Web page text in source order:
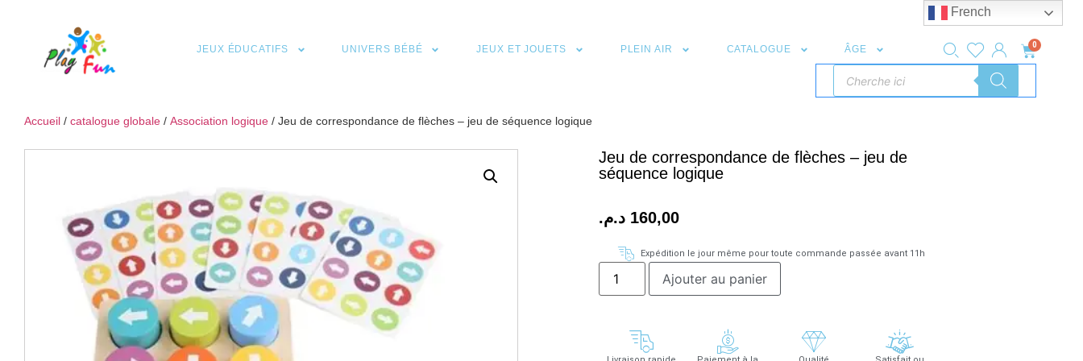
JEUX ÉDUCATIFS UNIVERS BÉBÉ JEUX ET JOUETS PLEIN AIR CATALOGUE ÂGE 0
Accueil / catalogue globale / Association logique / Jeu de correspondance de flèches – jeu de séquence logique
Jeu de correspondance de flèches – jeu de
séquence logique
160,00 د.م.
Expédition le jour même pour toute commande passée avant 11h
Ajouter au panier
French